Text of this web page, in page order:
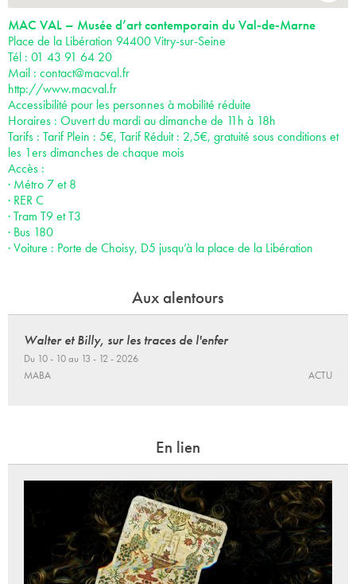
MAC VAL – Musée d’art contemporain du Val-de-Marne
Place de la Libération 94400 Vitry-sur-Seine
Tél : 01 43 91 64 20
Mail : contact@macval.fr
http://www.macval.fr
Accessibilité pour les personnes à mobilité réduite
Horaires : Ouvert du mardi au dimanche de 11h à 18h
Tarifs : Tarif Plein : 5€, Tarif Réduit : 2,5€, gratuité sous conditions et
les 1ers dimanches de chaque mois
Accès :
· Métro 7 et 8
· RER C
· Tram T9 et T3
· Bus 180
· Voiture : Porte de Choisy, D5 jusqu’à la place de la Libération
Aux alentours
Walter et Billy, sur les traces de l'enfer
Du 10 - 10 au 13 - 12 - 2026
MABA
ACTU
En lien